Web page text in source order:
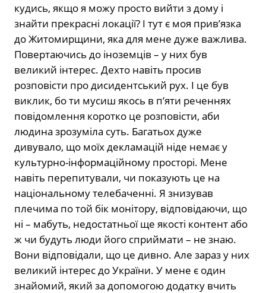
кудись, якщо я можу просто вийти з дому і
знайти прекрасні локації? І тут є моя прив’язка
до Житомирщини, яка для мене дуже важлива.
Повертаючись до іноземців – у них був
великий інтерес. Дехто навіть просив
розповісти про дисидентський рух. І це був
виклик, бо ти мусиш якось в п’яти реченнях
повідомлення коротко це розповісти, аби
людина зрозуміла суть. Багатьох дуже
дивувало, що моїх декламацій ніде немає у
культурно-інформаційному просторі. Мене
навіть перепитували, чи показують це на
національному телебаченні. Я знизував
плечима по той бік монітору, відповідаючи, що
ні – мабуть, недостатньої ще якості контент або
ж чи будуть люди його сприймати – не знаю.
Вони відповідали, що це дивно. Але зараз у них
великий інтерес до України. У мене є один
знайомий, який за допомогою додатку вчить